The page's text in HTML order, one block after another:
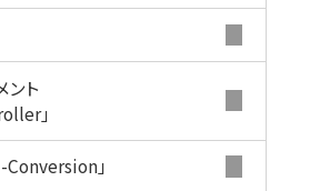
ント
」
Conversion」